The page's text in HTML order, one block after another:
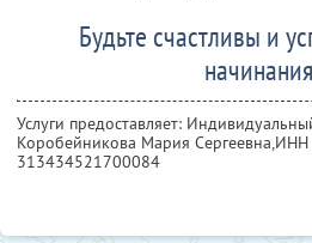
Будьте счастливы и
Услуги предоставляет:
Коробейникова Мария Сергеевна,ИНН
313434521700084